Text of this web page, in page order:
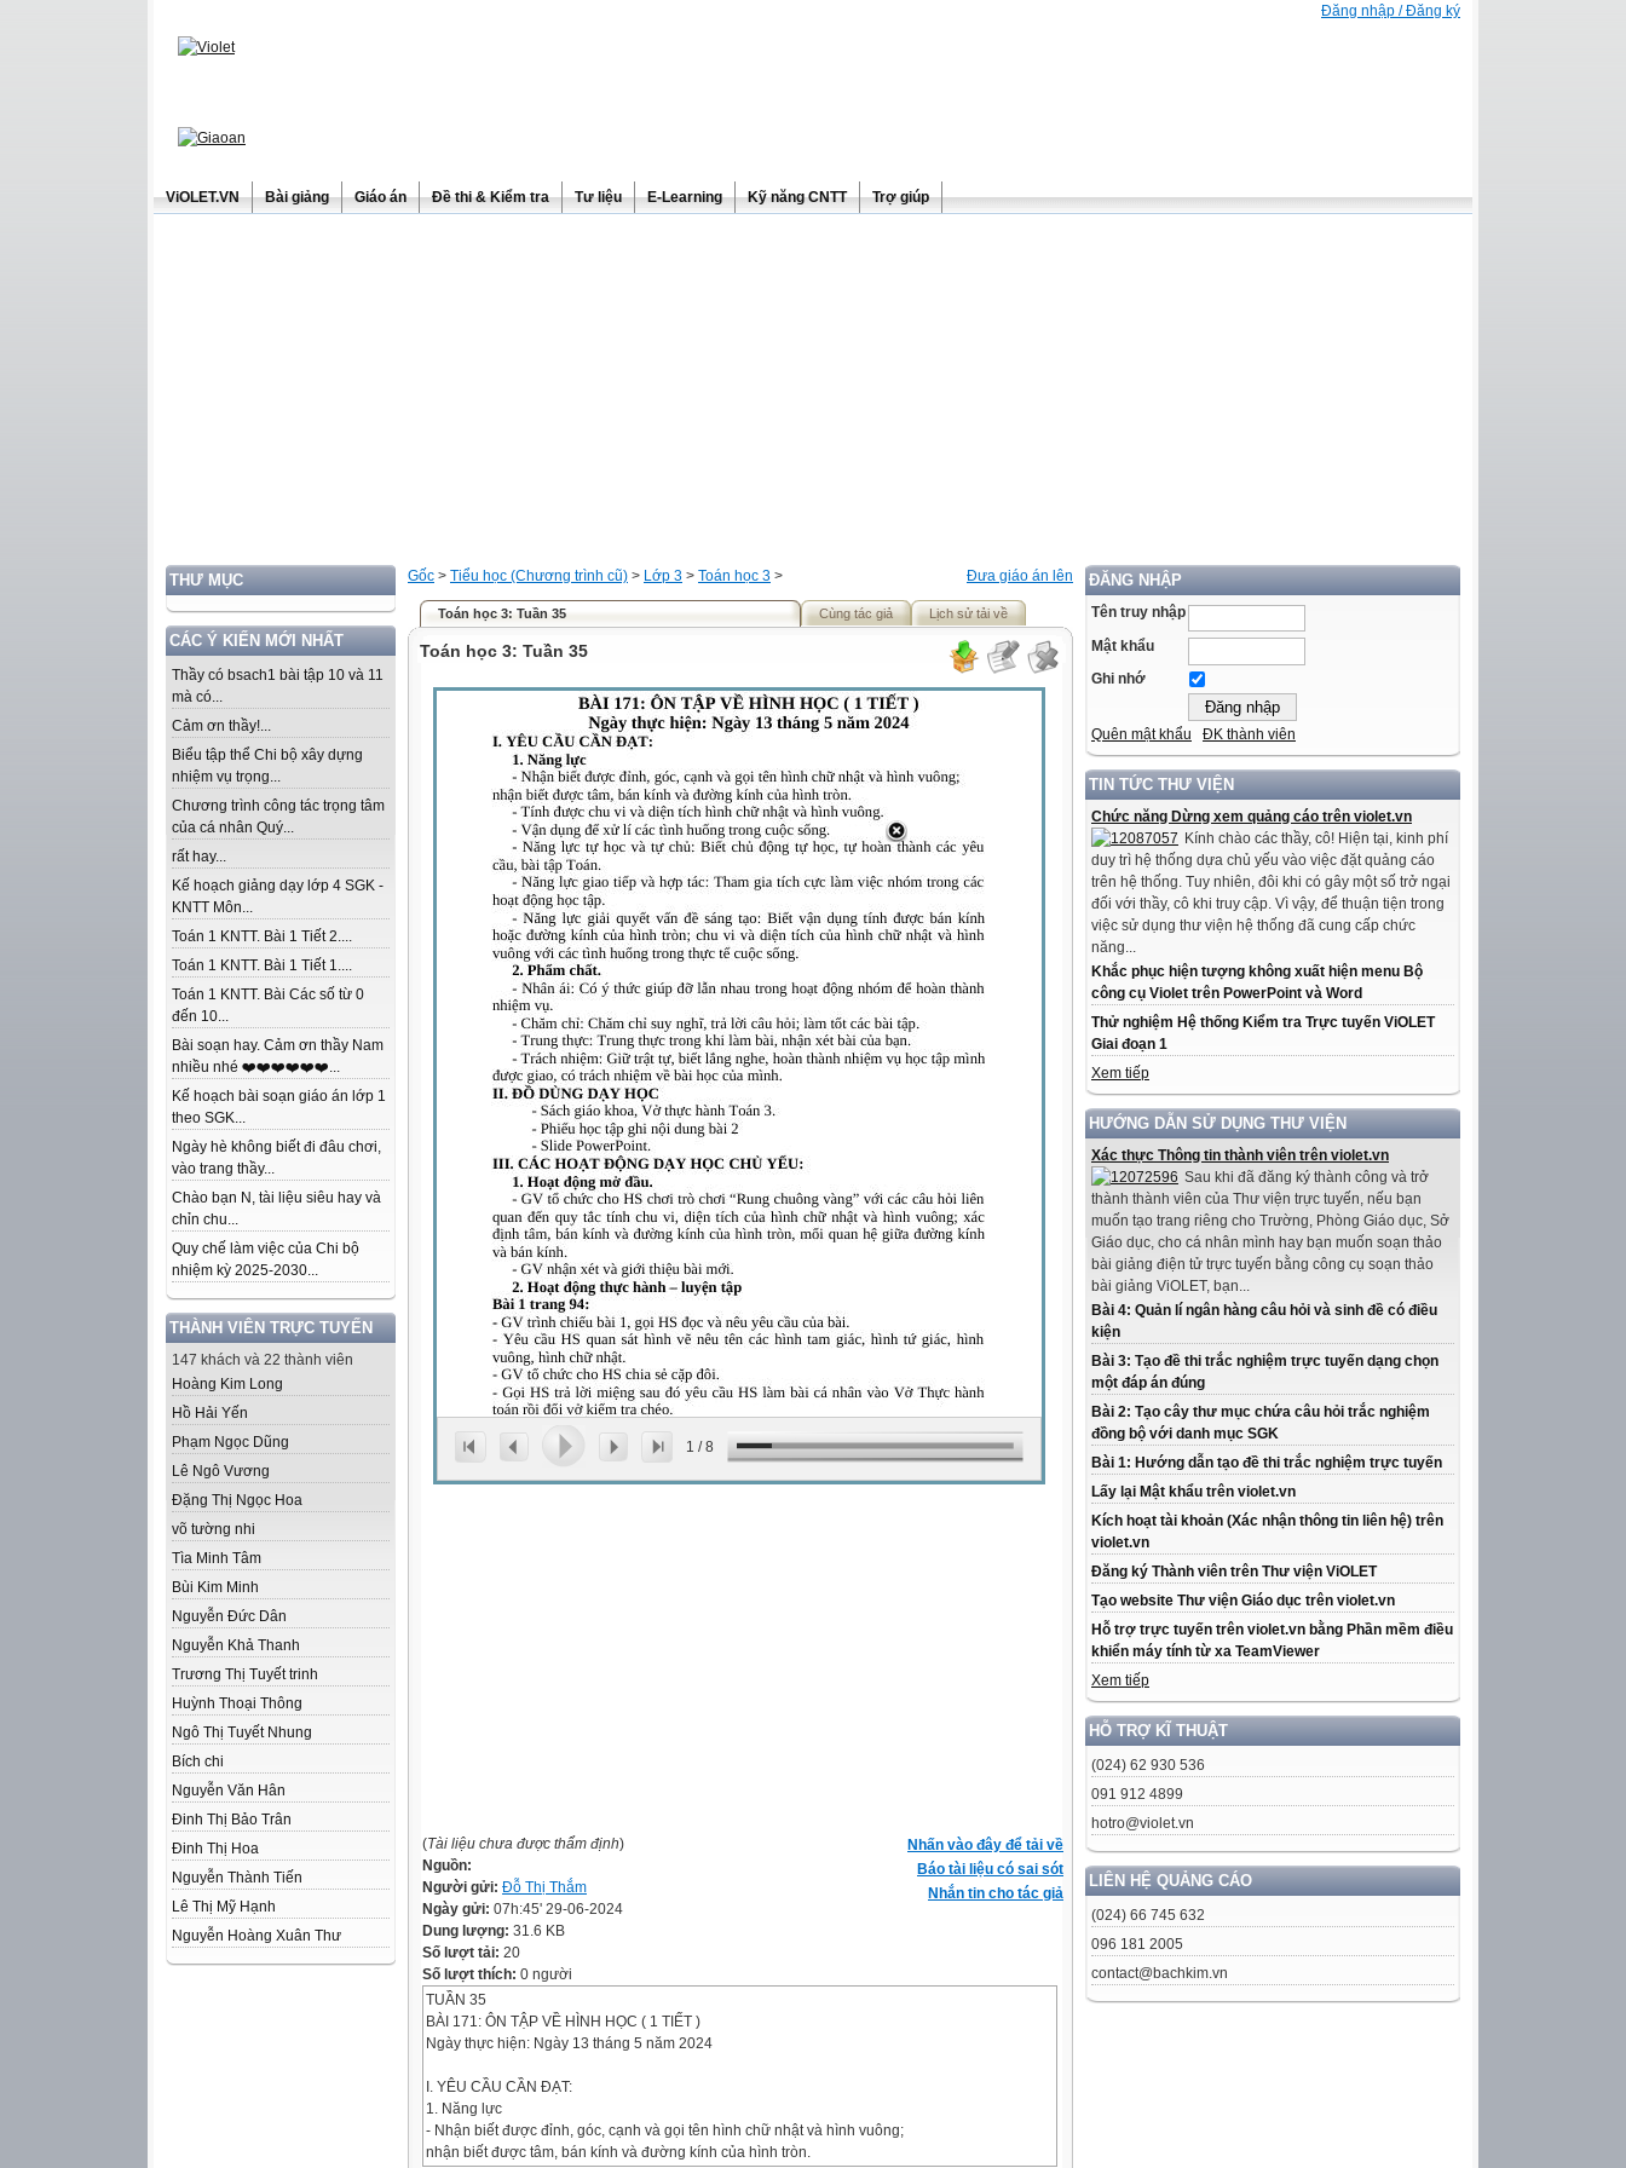
Đăng nhập / Đăng ký
ViOLET.VN Bài giảng Giáo án Đề thi & Kiểm tra Tư liệu E-Learning Kỹ năng CNTT Trợ giúp
THƯ MỤC
CÁC Ý KIẾN MỚI NHẤT
Thầy có bsach1 bài tập 10 và 11
mà có...
Cảm ơn thầy!...
Biểu tập thể Chi bộ xây dựng
nhiệm vụ trọng...
Chương trình công tác trọng tâm
của cá nhân Quý...
rất hay...
Kế hoạch giảng dạy lớp 4 SGK -
KNTT Môn...
Toán 1 KNTT. Bài 1 Tiết 2....
Toán 1 KNTT. Bài 1 Tiết 1....
Toán 1 KNTT. Bài Các số từ 0
đến 10...
Bài soạn hay. Cảm ơn thầy Nam
nhiều nhé ❤️❤️❤️❤️❤️❤️...
Kế hoạch bài soạn giáo án lớp 1
theo SGK...
Ngày hè không biết đi đâu chơi,
vào trang thầy...
Chào bạn N, tài liệu siêu hay và
chỉn chu...
Quy chế làm việc của Chi bộ
nhiệm kỳ 2025-2030...
THÀNH VIÊN TRỰC TUYẾN
147 khách và 22 thành viên
Hoàng Kim Long
Hồ Hải Yến
Phạm Ngọc Dũng
Lê Ngô Vương
Đặng Thị Ngọc Hoa
võ tường nhi
Tìa Minh Tâm
Bùi Kim Minh
Nguyễn Đức Dân
Nguyễn Khả Thanh
Trương Thị Tuyết trinh
Huỳnh Thoại Thông
Ngô Thị Tuyết Nhung
Bích chi
Nguyễn Văn Hân
Đinh Thị Bảo Trân
Đinh Thị Hoa
Nguyễn Thành Tiến
Lê Thị Mỹ Hạnh
Nguyễn Hoàng Xuân Thư
ĐĂNG NHẬP
Tên truy nhập
Mật khẩu
Ghi nhớ
Quên mật khẩu ĐK thành viên
TIN TỨC THƯ VIỆN
Chức năng Dừng xem quảng cáo trên violet.vn
Kính chào các thầy, cô! Hiện tại, kinh phí
duy trì hệ thống dựa chủ yếu vào việc đặt quảng cáo
trên hệ thống. Tuy nhiên, đôi khi có gây một số trở ngại
đối với thầy, cô khi truy cập. Vì vậy, để thuận tiện trong
việc sử dụng thư viện hệ thống đã cung cấp chức
năng...
Khắc phục hiện tượng không xuất hiện menu Bộ
công cụ Violet trên PowerPoint và Word
Thử nghiệm Hệ thống Kiểm tra Trực tuyến ViOLET
Giai đoạn 1
Xem tiếp
HƯỚNG DẪN SỬ DỤNG THƯ VIỆN
Xác thực Thông tin thành viên trên violet.vn
Sau khi đã đăng ký thành công và trở
thành thành viên của Thư viện trực tuyến, nếu bạn
muốn tạo trang riêng cho Trường, Phòng Giáo dục, Sở
Giáo dục, cho cá nhân mình hay bạn muốn soạn thảo
bài giảng điện tử trực tuyến bằng công cụ soạn thảo
bài giảng ViOLET, bạn...
Bài 4: Quản lí ngân hàng câu hỏi và sinh đề có điều
kiện
Bài 3: Tạo đề thi trắc nghiệm trực tuyến dạng chọn
một đáp án đúng
Bài 2: Tạo cây thư mục chứa câu hỏi trắc nghiệm
đồng bộ với danh mục SGK
Bài 1: Hướng dẫn tạo đề thi trắc nghiệm trực tuyến
Lấy lại Mật khẩu trên violet.vn
Kích hoạt tài khoản (Xác nhận thông tin liên hệ) trên
violet.vn
Đăng ký Thành viên trên Thư viện ViOLET
Tạo website Thư viện Giáo dục trên violet.vn
Hỗ trợ trực tuyến trên violet.vn bằng Phần mềm điều
khiển máy tính từ xa TeamViewer
Xem tiếp
HỖ TRỢ KĨ THUẬT
(024) 62 930 536
091 912 4899
hotro@violet.vn
LIÊN HỆ QUẢNG CÁO
(024) 66 745 632
096 181 2005
contact@bachkim.vn
Đưa giáo án lên
Gốc > Tiểu học (Chương trình cũ) > Lớp 3 > Toán học 3 >
Toán học 3: Tuần 35 Cùng tác giả Lịch sử tải về
Toán học 3: Tuần 35
1 /8
Nhấn vào đây để tải về
Báo tài liệu có sai sót
Nhắn tin cho tác giả
(Tài liệu chưa được thẩm định)
Nguồn:
Người gửi: Đỗ Thị Thắm
Ngày gửi: 07h:45' 29-06-2024
Dung lượng: 31.6 KB
Số lượt tải: 20
Số lượt thích: 0 người
TUẦN 35
BÀI 171: ÔN TẬP VỀ HÌNH HỌC ( 1 TIẾT )
Ngày thực hiện: Ngày 13 tháng 5 năm 2024
I. YÊU CẦU CẦN ĐẠT:
1. Năng lực
- Nhận biết được đỉnh, góc, cạnh và gọi tên hình chữ nhật và hình vuông;
nhận biết được tâm, bán kính và đường kính của hình tròn.